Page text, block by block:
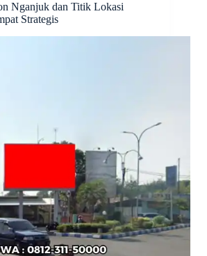
Nganjuk dan Titik Lokasi
Strategis